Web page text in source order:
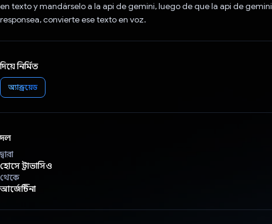
en texto y mandárselo a la api de gemini, luego de que la api de gemini
responsea, convierte ese texto en voz.
দিয়ে নির্মিত
অ্যান্ড্রয়েড
দল
দ্বারা
হোসে ট্রাভাসিও
থেকে
আর্জেন্টিনা